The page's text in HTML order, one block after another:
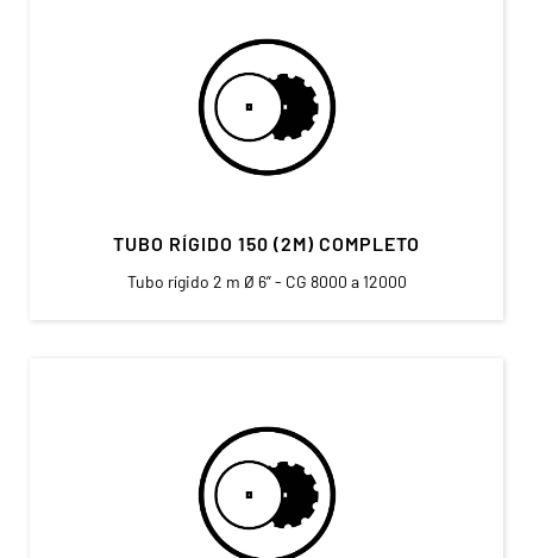
TUBO RÍGIDO 150 (2M) COMPLETO
Tubo rígido 2 m Ø 6” - CG 8000 a 12000